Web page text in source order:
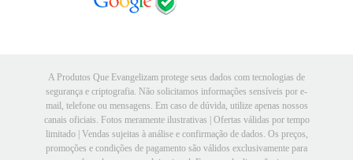
A Produtos Que Evangelizam protege seus dados com tecnologias de
segurança e criptografia. Não solicitamos informações sensíveis por e-
mail, telefone ou mensagens. Em caso de dúvida, utilize apenas nossos
canais oficiais. Fotos meramente ilustrativas | Ofertas válidas por tempo
limitado | Vendas sujeitas à análise e confirmação de dados. Os preços,
promoções e condições de pagamento são válidos exclusivamente para